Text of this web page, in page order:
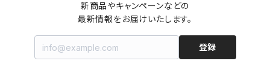
新商品やキャンペーンなどの
最新情報をお届けいたします。
登録